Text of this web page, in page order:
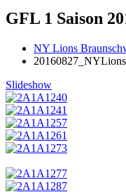
GFL 1 Saison
NY Lions
20160827_NYLions
Slideshow